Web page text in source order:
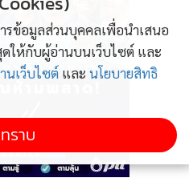
รื่องจอดรถอัตโนมัติเป็นเรื่องที่
ในทุกสถานการณ์ ซึ่งการติดตั้ง
ให้การลงทุนเพื่อเตรียมที่จอด
มีราคาต่ำกว่า จอดได้มากกว่า
ทธิภาพมากกว่า คุ้มค่าการ
งให้การสนับสนุนปาร์คพลัส ใน
รข้อมูลส่วนบุคคลเพื่อนำเสนอ
ให้กับผู้อ่านบนเว็บไซต์ และ
นเว็บไซต์ และ นโยบายสิทธิ
ราบ